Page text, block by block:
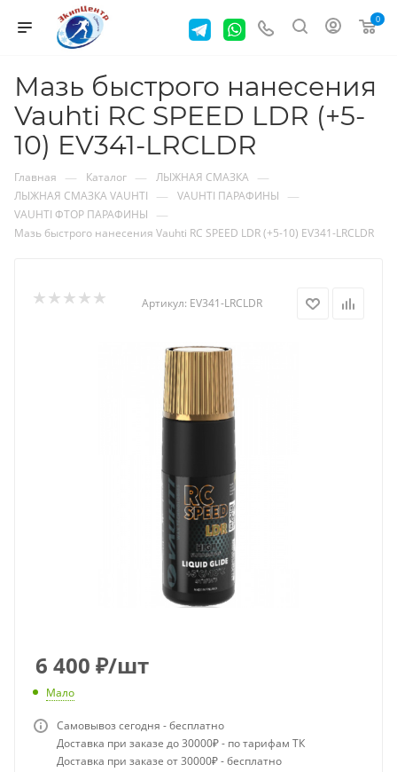
0
Мазь быстрого нанесения
Vauhti RC SPEED LDR (+5-
10) EV341-LRCLDR
Главная — Каталог — ЛЫЖНАЯ СМАЗКА —
ЛЫЖНАЯ СМАЗКА VAUHTI — VAUHTI ПАРАФИНЫ —
VAUHTI ФТОР ПАРАФИНЫ —
Мазь быстрого нанесения Vauhti RC SPEED LDR (+5-10) EV341-LRCLDR
Артикул: EV341-LRCLDR
6 400 ₽/шт
Мало
Самовывоз сегодня - бесплатно
Доставка при заказе до 30000₽ - по тарифам ТК
Доставка при заказе от 30000₽ - бесплатно